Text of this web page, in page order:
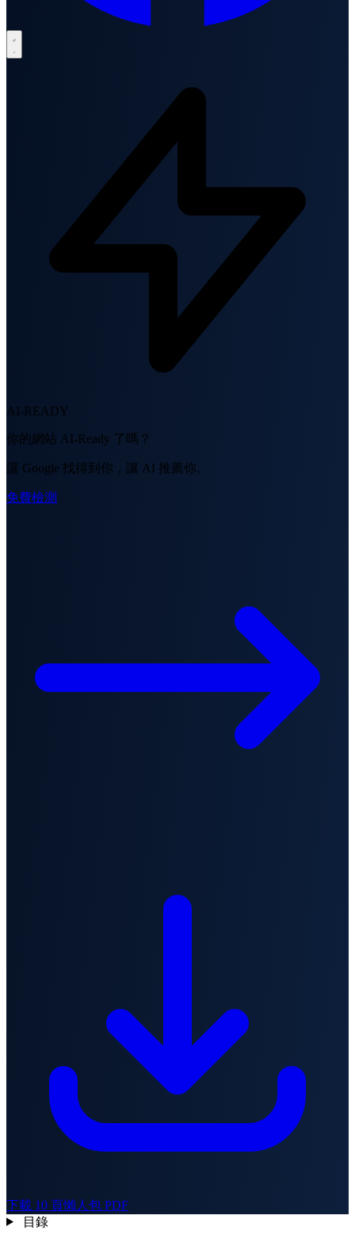
AI-READY
你的網站 AI-Ready 了嗎？
讓 Google 找得到你，讓 AI 推薦你。
免費檢測
下載 10 頁懶人包 PDF
目錄